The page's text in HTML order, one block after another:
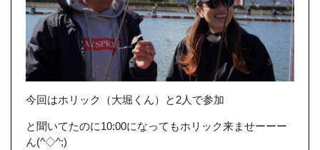
今回はホリック（大堀くん）と2人で参加
と聞いてたのに10:00になってもホリック来ませーーー
ん(^◇^;)